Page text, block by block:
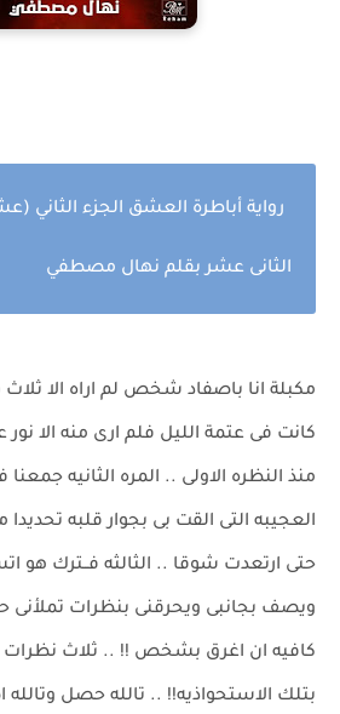
رواية أباطرة العشق الجزء الثاني
الثانى عشر بقلم نهال مصطفي
مكبلة انا باصفاد شخص لم اراه الا
كانت فى عتمة الليل فلم ارى منه الا نور
منذ النظره الاولى .. المره الثانيه
العجيبه التى القت بى بجوار قلبه تحديدا
حتى ارتعدت شوقا .. الثالثه فــترك هو
ويصف بجانبى ويحرقنى بنظرات تملأنى
كافيه ان اغرق بشخص !! .. ثلاث نظرات
بتلك الاستحواذيه!! .. تالله حصل